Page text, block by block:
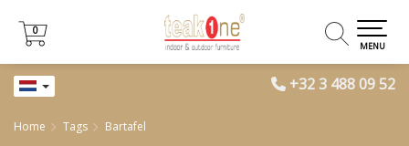
+32 3 488 09 52
0
0
MENU
Home Tags Bartafel